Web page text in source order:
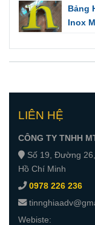
Trời
Bảng
Inox
Cho
Doanh
LIÊN HỆ
CÔNG TY TNHH
Số 19, Đường
Hồ Chí Minh
0978 226 236
Webiste: